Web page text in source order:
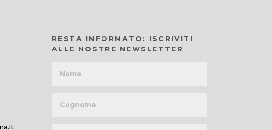
RESTA INFORMATO: ISCRIVITI
ALLE NOSTRE NEWSLETTER